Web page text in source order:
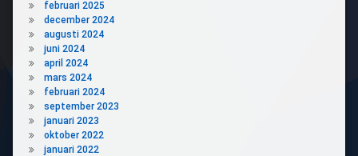
februari 2025
december 2024
augusti 2024
juni 2024
april 2024
mars 2024
februari 2024
september 2023
januari 2023
oktober 2022
januari 2022